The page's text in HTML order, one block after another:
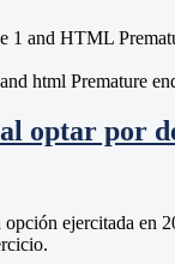
and HTML
html Premature
optar por
ejercitada en